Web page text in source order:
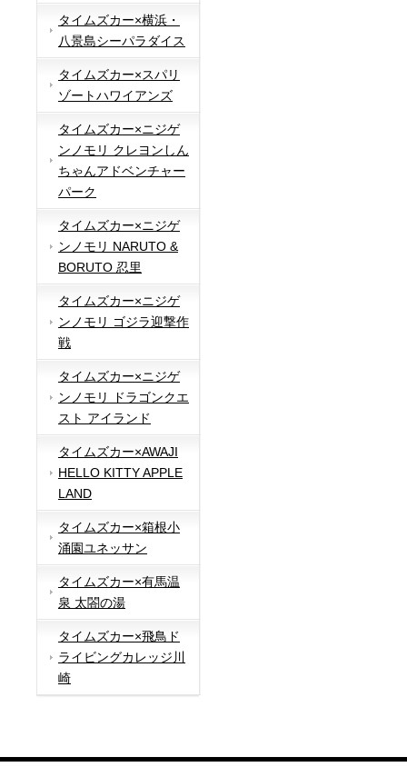
タイムズカー×横浜・
八景島シーパラダイス
タイムズカー×スパリ
ゾートハワイアンズ
タイムズカー×ニジゲ
ンノモリ クレヨンしん
ちゃんアドベンチャー
パーク
タイムズカー×ニジゲ
ンノモリ NARUTO &
BORUTO 忍里
タイムズカー×ニジゲ
ンノモリ ゴジラ迎撃作
戦
タイムズカー×ニジゲ
ンノモリ ドラゴンクエ
スト アイランド
タイムズカー×AWAJI
HELLO KITTY APPLE
LAND
タイムズカー×箱根小
涌園ユネッサン
タイムズカー×有馬温
泉 太閤の湯
タイムズカー×飛鳥ド
ライビングカレッジ川
崎